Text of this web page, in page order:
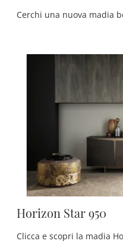
Horizon Star 950